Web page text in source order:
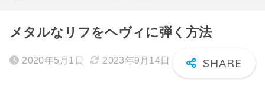
メタルなリフをヘヴィに弾く方法
2020年5月1日 2023年9月14日